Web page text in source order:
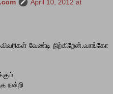
April 10, 2012 at
வேண்டி நிற்கிறேன்.வாங்கோ
நன்றி